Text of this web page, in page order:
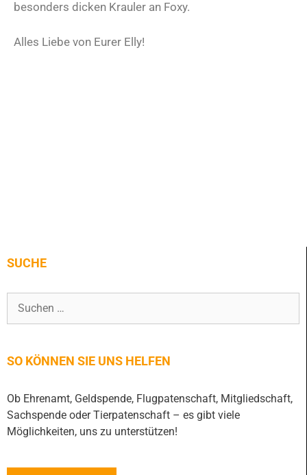
besonders dicken Krauler an Foxy.
Alles Liebe von Eurer Elly!
SUCHE
SO KÖNNEN SIE UNS HELFEN
Ob Ehrenamt, Geldspende, Flugpatenschaft, Mitgliedschaft,
Sachspende oder Tierpatenschaft – es gibt viele
Möglichkeiten, uns zu unterstützen!